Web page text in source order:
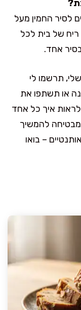
לסיר החמין מעל
של בית לכל
אחד.
תרשמו לי
או תשתפו את
איך כל אחד
מבטיחה להמשיך
– בואו